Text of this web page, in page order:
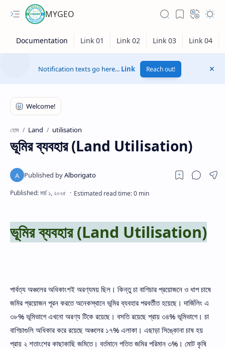
MYGEO
Hidden Menu
Hidden Menu
Notification texts go here... Link Reach out!
হোম Land utilisation
ভূমির ব্যবহার (Land Utilisation)
ভূমির ব্যবহার (Land Utilisation)
পার্বত্য অঞ্চলের অধিকাংশই অরণ্যময় ছিল। কিন্তু চা বাগিচার প্রয়োজনে ও ধাপ চাষে
জমির প্রয়োজন পূরন করতে অনেকস্থানে ভূমির ব্যবহার পরবর্তীত হয়েছে। দার্জিলিং এ
৩৮% ভূমিভাগে এখনো অরণ্য টিকে রয়েছে। বসতি রয়েছে প্রায় ৩৪% ভূমিভাগে। চা
বাগিচাগুলি অধিকার করে রয়েছে অঞ্চলের ১৭% এলাকা। এছাড়া সিঙ্কোনা চাষ হয়
প্রায় ২ শতাংশের কাছাকাছি জমিতে। বর্তমানে পতিত জমির পরিমান ৩%। মোট কৃষি